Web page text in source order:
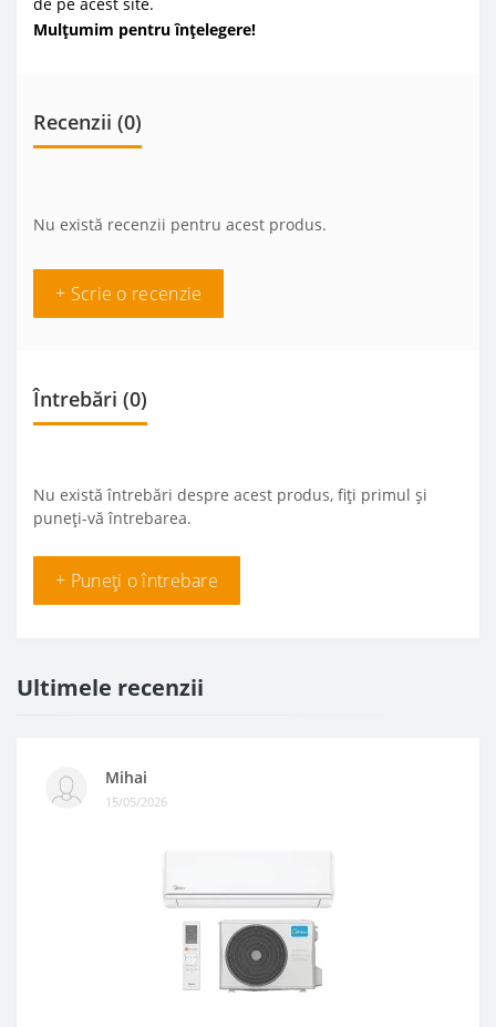
Mulțumim pentru înțelegere!
Recenzii (0)
Nu există recenzii pentru acest produs.
+ Scrie o recenzie
Întrebări (0)
Nu există întrebări despre acest produs, fiți primul și
puneți-vă întrebarea.
+ Puneți o întrebare
Ultimele recenzii
Mihai
15/05/2026